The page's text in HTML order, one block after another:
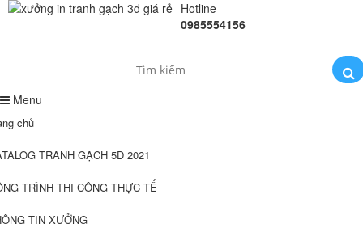
Hotline
0985554156
Menu
chủ
TRANH GẠCH 5D 2021
TRÌNH THI CÔNG THỰC TẾ
TIN XƯỞNG